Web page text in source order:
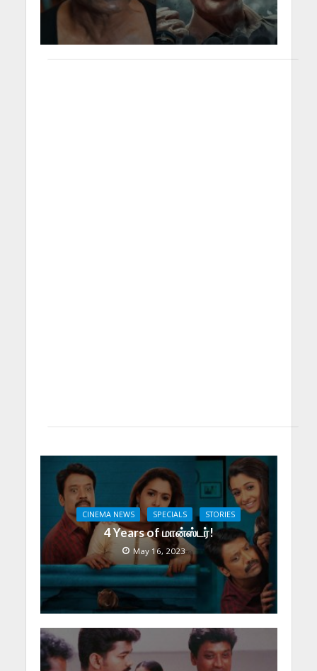
CINEMA NEWS SPECIALS STORIES
4 Years of மான்ஸ்டர்!
May 16, 2023